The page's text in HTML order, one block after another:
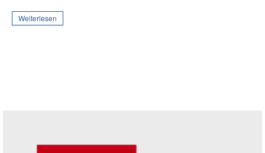
Weiterlesen